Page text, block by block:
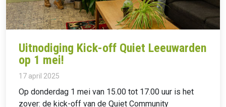
Uitnodiging Kick-off Quiet Leeuwarden
op 1 mei!
17 april 2025
Op donderdag 1 mei van 15.00 tot 17.00 uur is het
zover: de kick-off van de Quiet Community